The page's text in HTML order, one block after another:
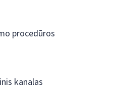
procedūros
kanalas